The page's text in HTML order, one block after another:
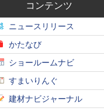
コンテンツ
ニュースリリース
かたなび
ショールームナビ
すまいりんぐ
建材ナビジャーナル